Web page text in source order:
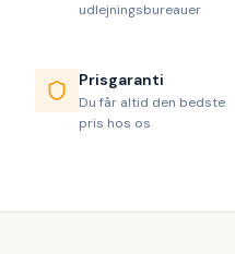
udlejningsbureauer
Prisgaranti
Du får altid den bedste
pris hos os